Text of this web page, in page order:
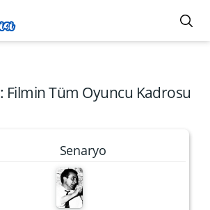
: Filmin Tüm Oyuncu Kadrosu
Senaryo